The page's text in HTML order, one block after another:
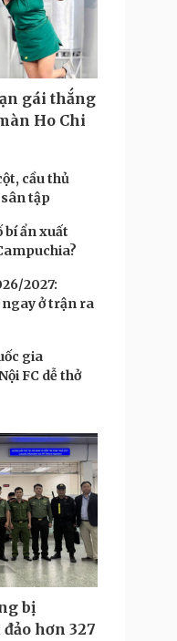
gái thắng
Ho Chi
cầu thủ
tập
bí ẩn xuất
2027:
ở trận ra
gia
FC dễ thở
bị
hơn 327